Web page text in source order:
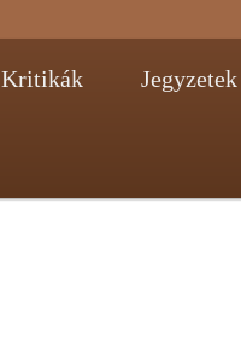
Kritikák Jegyzetek